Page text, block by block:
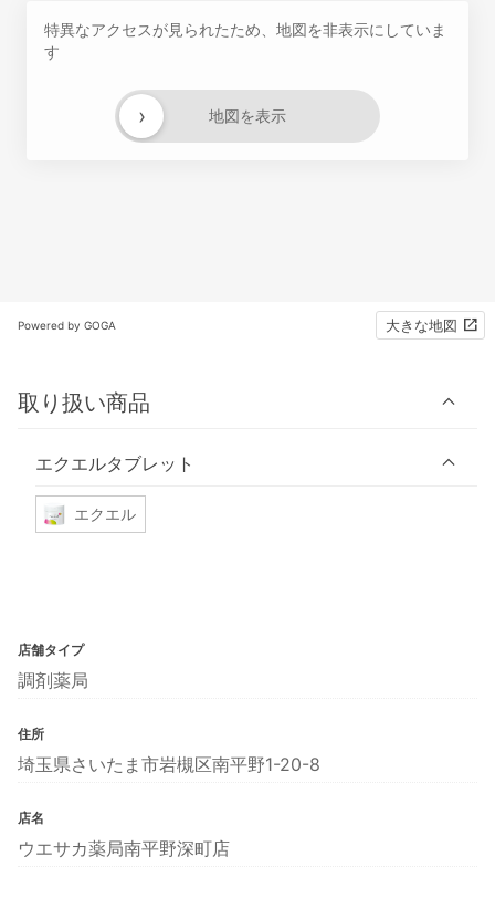
特異なアクセスが見られたため、地図を非表示にしていま
す
地図を表示
›
Powered by GOGA 大きな地図
取り扱い商品
エクエルタブレット
エクエル
店舗タイプ
調剤薬局
住所
埼玉県さいたま市岩槻区南平野1-20-8
店名
ウエサカ薬局南平野深町店